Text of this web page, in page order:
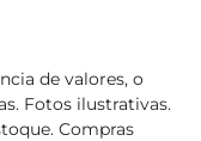
de valores, o
Fotos ilustrativas.
Compras